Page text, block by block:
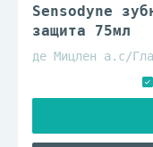
Sensodyne
защита 75мл
де Мицлен а.с/